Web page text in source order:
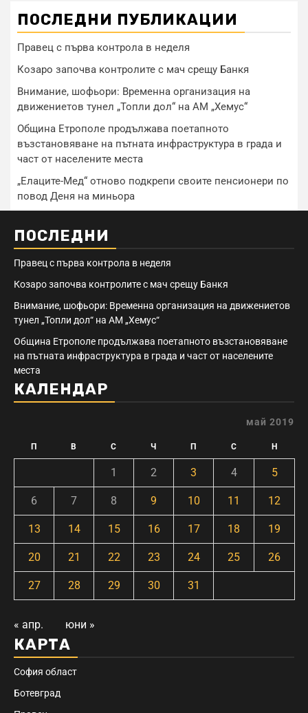
ПОСЛЕДНИ ПУБЛИКАЦИИ
Правец с първа контрола в неделя
Козаро започва контролите с мач срещу Банкя
Внимание, шофьори: Временна организация на
движениетов тунел „Топли дол“ на АМ „Хемус“
Община Етрополе продължава поетапното
възстановяване на пътната инфраструктура в града и
част от населените места
„Елаците-Мед“ отново подкрепи своите пенсионери по
повод Деня на миньора
ПОСЛЕДНИ
Правец с първа контрола в неделя
Козаро започва контролите с мач срещу Банкя
Внимание, шофьори: Временна организация на движениетов
тунел „Топли дол“ на АМ „Хемус“
Община Етрополе продължава поетапното възстановяване
на пътната инфраструктура в града и част от населените
места
КАЛЕНДАР
май 2019
П В С Ч П С Н
1 2 3 4 5
6 7 8 9 10 11 12
13 14 15 16 17 18 19
20 21 22 23 24 25 26
27 28 29 30 31
« апр. юни »
КАРТА
София област
Ботевград